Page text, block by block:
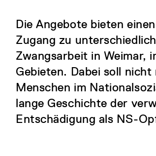
Die Angebote bieten
Zugang zu
Zwangsarbeit in Weimar,
Gebieten. Dabei soll
Menschen im
lange Geschichte der
Entschädigung als NS-